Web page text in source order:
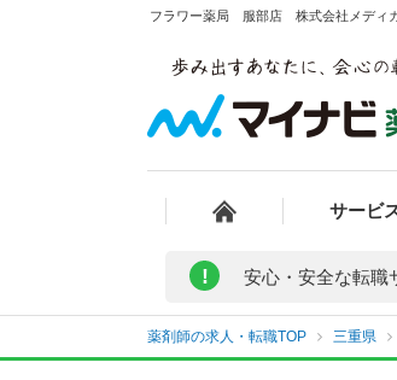
フラワー薬局 服部店 株式会社メディカ
サービ
! 安心・安全な転職
薬剤師の求人・転職TOP 三重県